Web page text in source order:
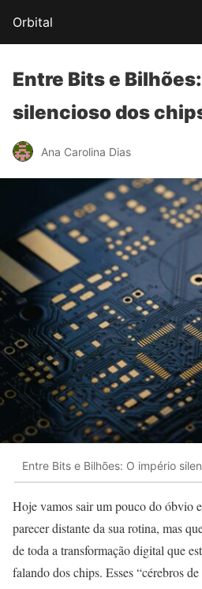
Orbital
Entre Bits e Bilhões:
silenciosodos
Ana Carolina Dias
Entre Bits e Bilhões: O império
Hoje vamos sair um pouco do óbvio
parecer distante da sua rotina, mas
de toda a transformação digital que
falando dos chips. Esses “cérebros